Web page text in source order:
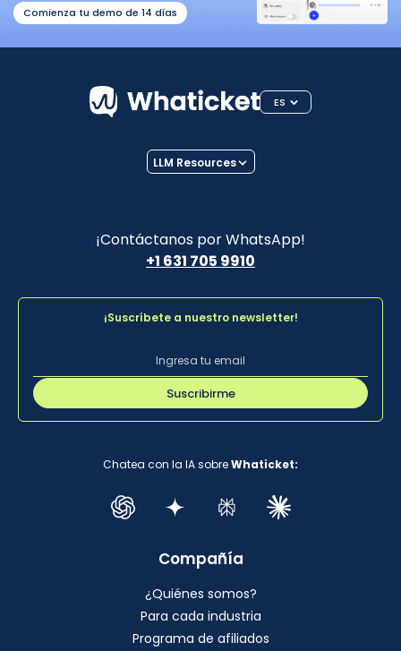
Comienza tu demo de 14 días
ES
¡Contáctanos por WhatsApp!
+1 631 705 9910
LLM Resources
¡Suscríbete a nuestro newsletter!
Suscribirme
Chatea con la IA sobreWhaticket:
Compañía
¿Quiénes somos?
Para cada industria
Programa de afiliados